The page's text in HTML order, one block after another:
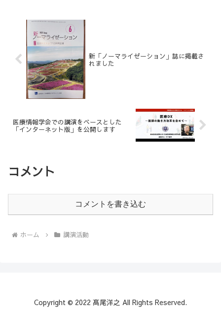
新「ノーマライゼーション」誌に掲載さ
れました
医療情報学会での講演をベースとした
「インターネット版」を公開します
コメント
コメントを書き込む
ホーム 講演活動
Copyright © 2022 髙尾洋之 All Rights Reserved.